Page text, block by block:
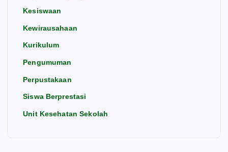
Kesiswaan
Kewirausahaan
Kurikulum
Pengumuman
Perpustakaan
Siswa Berprestasi
Unit Kesehatan Sekolah